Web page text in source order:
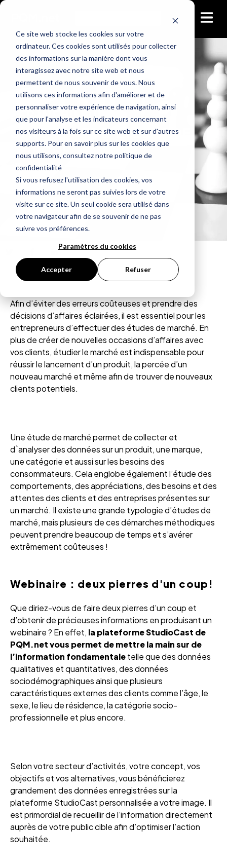
Ce site web stocke les cookies sur votre
ordinateur. Ces cookies sont utilisés pour collecter
des informations sur la manière dont vous
interagissez avec notre site web et nous
permettent de nous souvenir de vous. Nous
utilisons ces informations afin d'améliorer et de
personnaliser votre expérience de navigation, ainsi
que pour l'analyse et les indicateurs concernant
nos visiteurs à la fois sur ce site web et sur d'autres
supports. Pour en savoir plus sur les cookies que
nous utilisons, consultez notre politique de
confidentialité
Si vous refusez l'utilisation des cookies, vos
informations ne seront pas suivies lors de votre
visite sur ce site. Un seul cookie sera utilisé dans
votre navigateur afin de se souvenir de ne pas
suivre vos préférences.
Paramètres du cookies
Accepter Refuser
Webinaire StudioCast
LES WEBINAIRES,
SYNONYMES D’ÉTUDES DE
MARCHÉ
Samuel Dionne
Afin d’éviter des erreurs coûteuses et prendre des
décisions d’affaires éclairées, il est essentiel pour les
entrepreneurs d’effectuer des études de marché. En
plus de créer de nouvelles occasions d’affaires avec
vos clients, étudier le marché est indispensable pour
réussir le lancement d’un produit, la percée d’un
nouveau marché et même afin de trouver de nouveaux
clients potentiels.
Une étude de marché permet de collecter et
d`analyser des données sur un produit, une marque,
une catégorie et aussi sur les besoins des
consommateurs. Cela englobe également l’étude des
comportements, des appréciations, des besoins et des
attentes des clients et des entreprises présentes sur
un marché. Il existe une grande typologie d’études de
marché, mais plusieurs de ces démarches méthodiques
peuvent prendre beaucoup de temps et s’avérer
extrêmement coûteuses !
Webinaire : deux pierres d'un coup!
Que diriez-vous de faire deux pierres d’un coup et
d’obtenir de précieuses informations en produisant un
webinaire ? En effet, la plateforme StudioCast de
PQM.net vous permet de mettre la main sur de
l’information fondamentaletelle que des données
qualitatives et quantitatives, des données
sociodémographiques ainsi que plusieurs
caractéristiques externes des clients comme l’âge, le
sexe, le lieu de résidence, la catégorie socio-
professionnelle et plus encore.
Selon votre secteur d’activités, votre concept, vos
objectifs et vos alternatives, vous bénéficierez
grandement des données enregistrées sur la
plateforme StudioCast personnalisée a votre image. Il
est primordial de recueillir de l’information directement
auprès de votre public cible afin d’optimiser l’action
souhaitée.